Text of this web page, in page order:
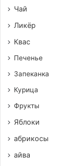
Чай
Ликёр
Квас
Печенье
Запеканка
Курица
Фрукты
Яблоки
абрикосы
айва